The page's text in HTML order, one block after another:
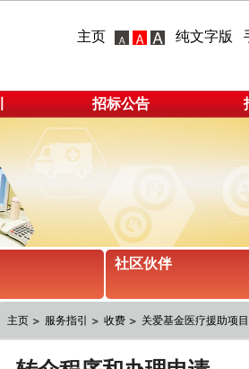
主页 纯文字版
招标公告
社区伙伴
主页 服务指引 收费 关爱基金医疗援助项目